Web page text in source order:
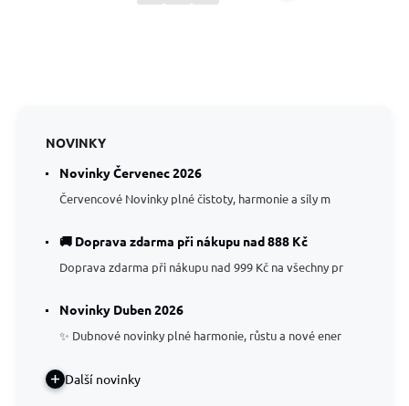
NOVINKY
Novinky Červenec 2026
Červencové Novinky plné čistoty, harmonie a síly m
🚚 Doprava zdarma při nákupu nad 888 Kč
Doprava zdarma při nákupu nad 999 Kč na všechny pr
Novinky Duben 2026
✨ Dubnové novinky plné harmonie, růstu a nové ener
Další novinky